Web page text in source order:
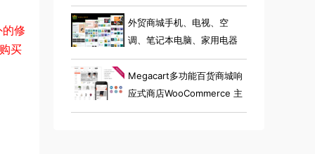
修
买
外贸商城手机、电视、空
调、笔记本电脑、家用电器
小工具电子商店 Elementor
WooCommerce 主题
Megacart多功能百货商城响
应式商店WooCommerce 主
题